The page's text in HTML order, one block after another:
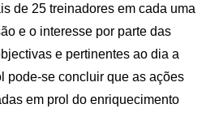
de 25 treinadores em cada uma
e o interesse por parte das
e pertinentes ao dia a
pode-se concluir que as ações
em prol do enriquecimento